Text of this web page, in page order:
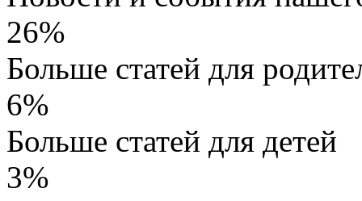
26%
Больше статей для
6%
Больше статей для детей
3%